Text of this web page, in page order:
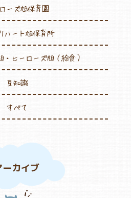
ーズ旭保育園
ハート旭保育所
・ヒーローズ旭（給食）
豆知識
すべて
ーカイブ